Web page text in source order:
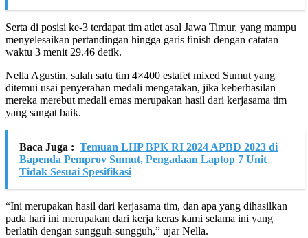
Serta di posisi ke-3 terdapat tim atlet asal Jawa Timur, yang mampu
menyelesaikan pertandingan hingga garis finish dengan catatan
waktu 3 menit 29.46 detik.
Nella Agustin, salah satu tim 4×400 estafet mixed Sumut yang
ditemui usai penyerahan medali mengatakan, jika keberhasilan
mereka merebut medali emas merupakan hasil dari kerjasama tim
yang sangat baik.
Baca Juga : Temuan LHP BPK RI 2024 APBD 2023 di
Bapenda Pemprov Sumut, Pengadaan Laptop 7 Unit
Tidak Sesuai Spesifikasi
“Ini merupakan hasil dari kerjasama tim, dan apa yang dihasilkan
pada hari ini merupakan dari kerja keras kami selama ini yang
berlatih dengan sungguh-sungguh,” ujar Nella.